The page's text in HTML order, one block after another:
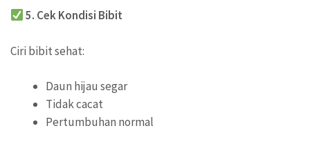
5. Cek Kondisi Bibit
Ciri bibit sehat:
Daun hijau segar
Tidak cacat
Pertumbuhan normal